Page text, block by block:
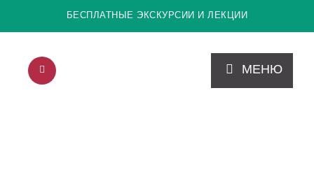
БЕСПЛАТНЫЕ ЭКСКУРСИИ И ЛЕКЦИИ
МЕНЮ